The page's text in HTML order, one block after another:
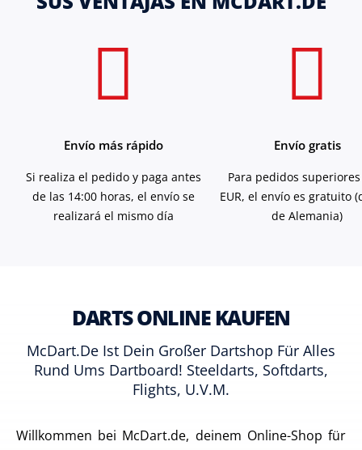
Envío más rápido
Si realiza el pedido y paga antes
de las 14:00 horas, el envío se
realizará el mismo día
Envío gratis
Para pedidos
EUR, el envío es gratuito
de Alemania)
DARTS ONLINE KAUFEN
McDart.de Ist Dein Großer Dartshop Für Alles
Rund Ums Dartboard! Steeldarts, Softdarts,
Flights, U.v.m.
Willkommen bei McDart.de, deinem Online-Shop für